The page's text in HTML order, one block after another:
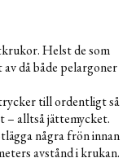
Helst de som
då både pelargoner
till ordentligt så
– alltså jättemycket.
några frön innan
avstånd i krukan.